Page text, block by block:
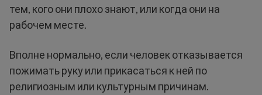
тем, кого они плохо знают, или когда они на
рабочем месте.
Вполне нормально, если человек отказывается
пожимать руку или прикасаться к ней по
религиозным или культурным причинам.